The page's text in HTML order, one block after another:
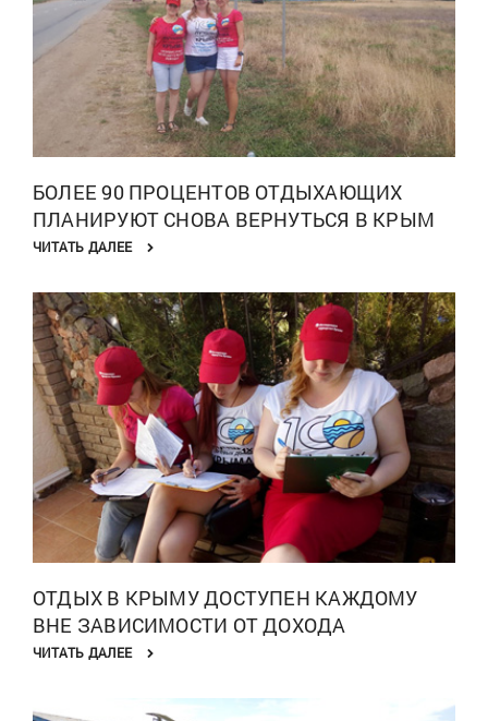
БОЛЕЕ 90 ПРОЦЕНТОВ ОТДЫХАЮЩИХ
ПЛАНИРУЮТ СНОВА ВЕРНУТЬСЯ В КРЫМ
ЧИТАТЬ ДАЛЕЕ
ОТДЫХ В КРЫМУ ДОСТУПЕН КАЖДОМУ
ВНЕ ЗАВИСИМОСТИ ОТ ДОХОДА
ЧИТАТЬ ДАЛЕЕ